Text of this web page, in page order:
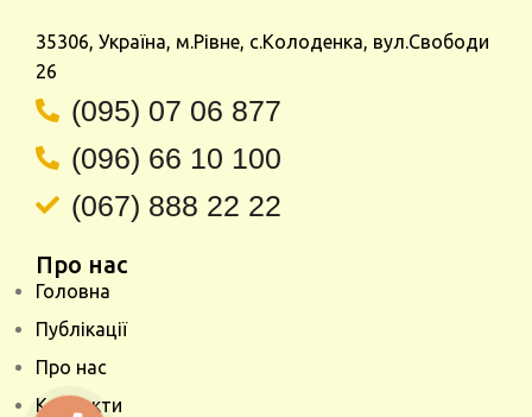
35306, Україна, м.Рівне, с.Колоденка, вул.Свободи
26
(095) 07 06 877
(096) 66 10 100
(067) 888 22 22
Про нас
Головна
Публікації
Про нас
Контакти